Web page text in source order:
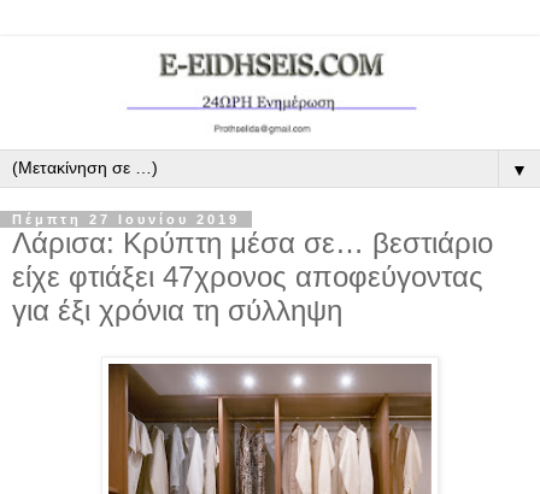
▼
Πέμπτη 27 Ιουνίου 2019
Λάρισα: Κρύπτη μέσα σε… βεστιάριο
είχε φτιάξει 47χρονος αποφεύγοντας
για έξι χρόνια τη σύλληψη